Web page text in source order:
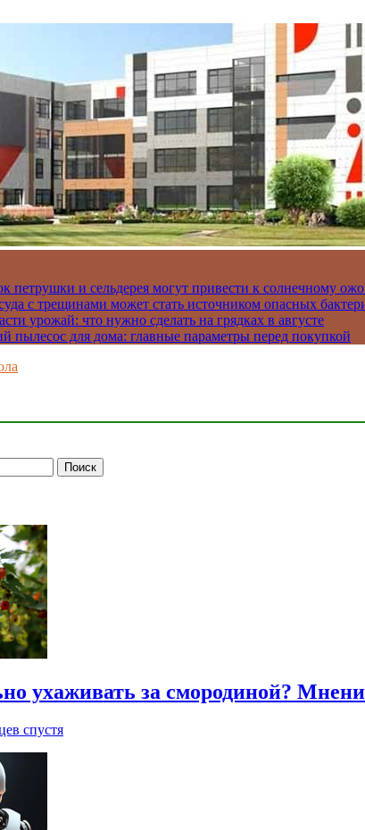
петрушки и сельдерея могут привести к солнечному
с трещинами может стать источником опасных
урожай: что нужно сделать на грядках в августе
пылесос для дома: главные параметры перед покупкой
ухаживать за смородиной?
спустя